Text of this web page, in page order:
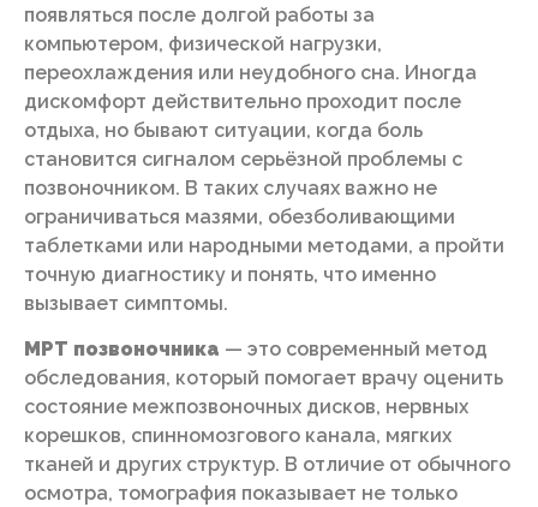
появляться после долгой работы за
компьютером, физической нагрузки,
переохлаждения или неудобного сна. Иногда
дискомфорт действительно проходит после
отдыха, но бывают ситуации, когда боль
становится сигналом серьёзной проблемы с
позвоночником. В таких случаях важно не
ограничиваться мазями, обезболивающими
таблетками или народными методами, а пройти
точную диагностику и понять, что именно
вызывает симптомы.
МРТ позвоночника — это современный метод
обследования, который помогает врачу оценить
состояние межпозвоночных дисков, нервных
корешков, спинномозгового канала, мягких
тканей и других структур. В отличие от обычного
осмотра, томография показывает не только